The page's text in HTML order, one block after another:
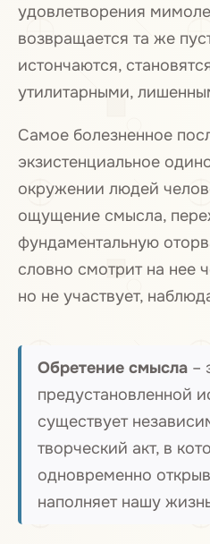
удовлетворения
возвращается та же
истончаются,
утилитарными,
Самое болезненное
экзистенциальное
окружении людей
ощущение смысла,
фундаментальную
словно смотрит на нее
но не участвует,
Обретение смысла –
предустановленной
существует
творческий акт, в
одновременно
наполняет нашу